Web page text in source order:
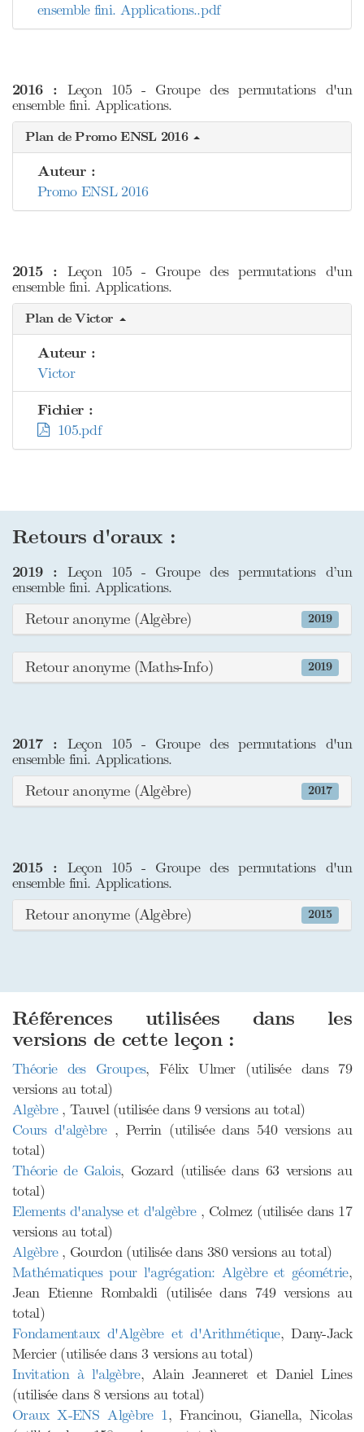
ensemble fini. Applications..pdf
2016 : Leçon 105 - Groupe des permutations d'un
ensemble fini. Applications.
Plan de Promo ENSL 2016
Auteur :
Promo ENSL 2016
2015 : Leçon 105 - Groupe des permutations d'un
ensemble fini. Applications.
Plan de Victor
Auteur :
Victor
Fichier :
105.pdf
Retours d'oraux :
2019 : Leçon 105 - Groupe des permutations d’un
ensemble fini. Applications.
2019
Retour anonyme (Algèbre)
2019
Retour anonyme (Maths-Info)
2017 : Leçon 105 - Groupe des permutations d'un
ensemble fini. Applications.
2017
Retour anonyme (Algèbre)
2015 : Leçon 105 - Groupe des permutations d'un
ensemble fini. Applications.
2015
Retour anonyme (Algèbre)
Références utilisées dans les
versions de cette leçon :
Théorie des Groupes, Félix Ulmer (utilisée dans 79
versions au total)
Algèbre , Tauvel (utilisée dans 9 versions au total)
Cours d'algèbre , Perrin (utilisée dans 540 versions au
total)
Théorie de Galois, Gozard (utilisée dans 63 versions au
total)
Elements d'analyse et d'algèbre , Colmez (utilisée dans 17
versions au total)
Algèbre , Gourdon (utilisée dans 380 versions au total)
Mathématiques pour l'agrégation: Algèbre et géométrie,
Jean Etienne Rombaldi (utilisée dans 749 versions au
total)
Fondamentaux d'Algèbre et d'Arithmétique, Dany-Jack
Mercier (utilisée dans 3 versions au total)
Invitation à l'algèbre, Alain Jeanneret et Daniel Lines
(utilisée dans 8 versions au total)
Oraux X-ENS Algèbre 1, Francinou, Gianella, Nicolas